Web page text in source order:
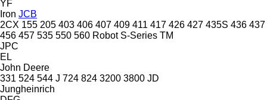
YF
Iron JCB
2CX 155 205 403 406 407 409 411 417 426 427 435S 436 437
456 457 535 550 560 Robot S-Series TM
JPC
EL
John Deere
331 524 544 J 724 824 3200 3800 JD
Jungheinrich